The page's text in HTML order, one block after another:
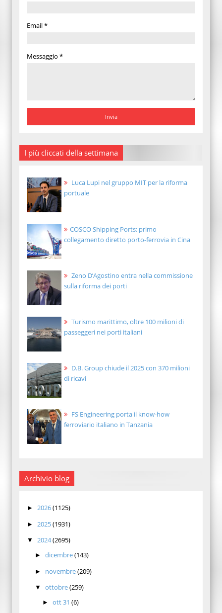
Email*
Messaggio *
I più cliccati della settimana
Luca Lupi nel gruppo MIT per la riforma
portuale
COSCO Shipping Ports: primo
collegamento diretto porto-ferrovia in Cina
Zeno D’Agostino entra nella commissione
sulla riforma dei porti
Turismo marittimo, oltre 100 milioni di
passeggeri nei porti italiani
D.B. Group chiude il 2025 con 370 milioni
di ricavi
FS Engineering porta il know-how
ferroviario italiano in Tanzania
Archivio blog
► 2026(1125)
► 2025(1931)
▼ 2024(2695)
► dicembre(143)
► novembre(209)
▼ ottobre(259)
►ott 31(6)